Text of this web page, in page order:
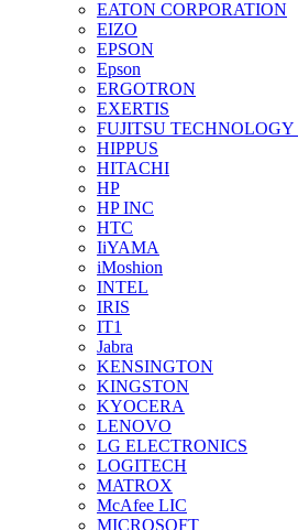
EATON CORPORATION
EIZO
EPSON
Epson
ERGOTRON
EXERTIS
FUJITSU TECHNOLOGY
HIPPUS
HITACHI
HP
HP INC
HTC
IiYAMA
iMoshion
INTEL
IRIS
IT1
Jabra
KENSINGTON
KINGSTON
KYOCERA
LENOVO
LG ELECTRONICS
LOGITECH
MATROX
McAfee LIC
MICROSOFT